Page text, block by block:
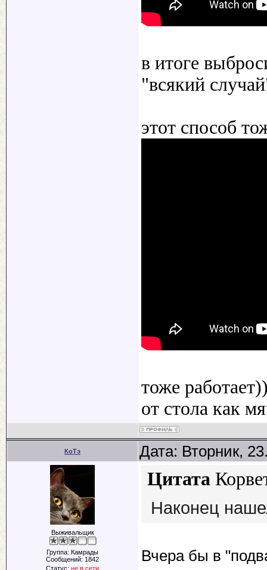
в итоге
"всякий
этот способ
тоже
от стола как
КоТэ Дата: Вторник,
Выживальщик
Группа: Камрады
Сообщений: 1842
Статус: не в сети
Цитата
Наконец
Вчера бы в